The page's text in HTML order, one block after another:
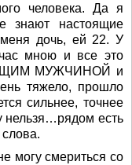
человека. Да я
знают настоящие
дочь, ей 22. У
мною и все это
МУЖЧИНОЙ и
тяжело, прошло
сильнее, точнее
есть
могу смериться со